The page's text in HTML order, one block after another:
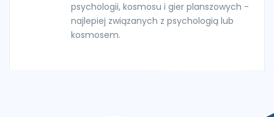
psychologii, kosmosu i gier planszowych -
najlepiej związanych z psychologią lub
kosmosem.